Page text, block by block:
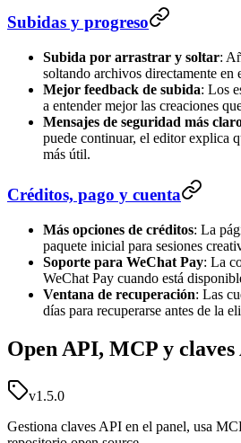
Subidas y progreso
Subida por arrastrar y soltar:
soltando archivos directamente en
Mejor feedback de subida: Los
a entender mejor las creaciones
Mensajes de seguridad más
puede continuar, el editor explica
más útil.
Créditos, pago y cuenta
Más opciones de créditos: La
paquete inicial para sesiones
Soporte para WeChat Pay: La
WeChat Pay cuando está
Ventana de recuperación: Las
días para recuperarse antes de la
Open API, MCP y
v1.5.0
Gestiona claves API en el panel, usa